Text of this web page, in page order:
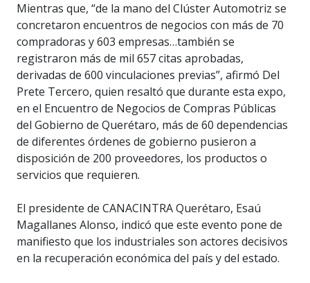
Mientras que, “de la mano del Clúster Automotriz se
concretaron encuentros de negocios con más de 70
compradoras y 603 empresas…también se
registraron más de mil 657 citas aprobadas,
derivadas de 600 vinculaciones previas”, afirmó Del
Prete Tercero, quien resaltó que durante esta expo,
en el Encuentro de Negocios de Compras Públicas
del Gobierno de Querétaro, más de 60 dependencias
de diferentes órdenes de gobierno pusieron a
disposición de 200 proveedores, los productos o
servicios que requieren.
El presidente de CANACINTRA Querétaro, Esaú
Magallanes Alonso, indicó que este evento pone de
manifiesto que los industriales son actores decisivos
en la recuperación económica del país y del estado.